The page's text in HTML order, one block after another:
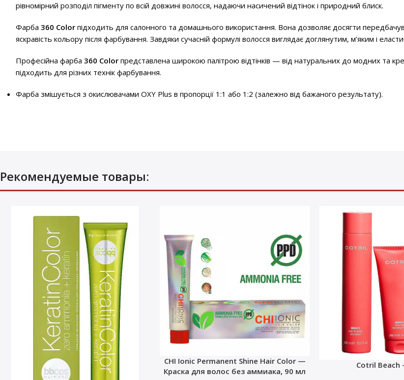
рівномірний розподіл пігменту по всій довжині волосся, надаючи насичений відтінок і природний блиск.
Фарба 360 Color підходить для салонного та домашнього використання. Вона дозволяє досягти
яскравість кольору після фарбування. Завдяки сучасній формулі волосся виглядає доглянутим, м’яким і
Професійна фарба 360 Color представлена широкою палітрою відтінків — від натуральних до модних та
підходить для різних технік фарбування.
Фарба змішується з окислювачами OXY Plus в пропорції 1:1 або 1:2 (залежно від бажаного результату).
Рекомендуемые товары:
CHI Ionic Permanent Shine Hair Color —
Краска для волос без аммиака, 90 мл
Cotril Beach